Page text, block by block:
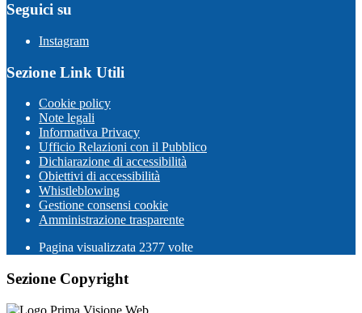
Seguici su
Instagram
Sezione Link Utili
Cookie policy
Note legali
Informativa Privacy
Ufficio Relazioni con il Pubblico
Dichiarazione di accessibilità
Obiettivi di accessibilità
Whistleblowing
Gestione consensi cookie
Amministrazione trasparente
Pagina visualizzata 2377 volte
Sezione Copyright